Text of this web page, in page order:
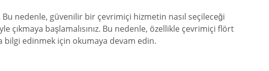
Bu nedenle, güvenilir bir çevrimiçi hizmetin nasıl seçileceği
çıkmaya başlamalısınız. Bu nedenle, özellikle çevrimiçi flört
bilgi edinmek için okumaya devam edin.